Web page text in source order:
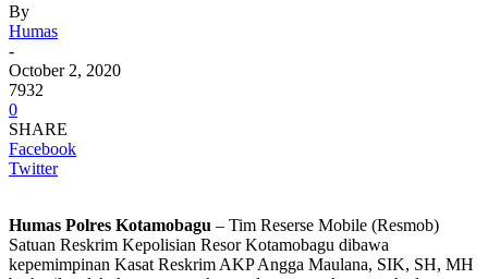
By
Humas
-
October 2, 2020
7932
0
SHARE
Facebook
Twitter
Humas Polres Kotamobagu – Tim Reserse Mobile (Resmob)
Satuan Reskrim Kepolisian Resor Kotamobagu dibawa
kepemimpinan Kasat Reskrim AKP Angga Maulana, SIK, SH, MH